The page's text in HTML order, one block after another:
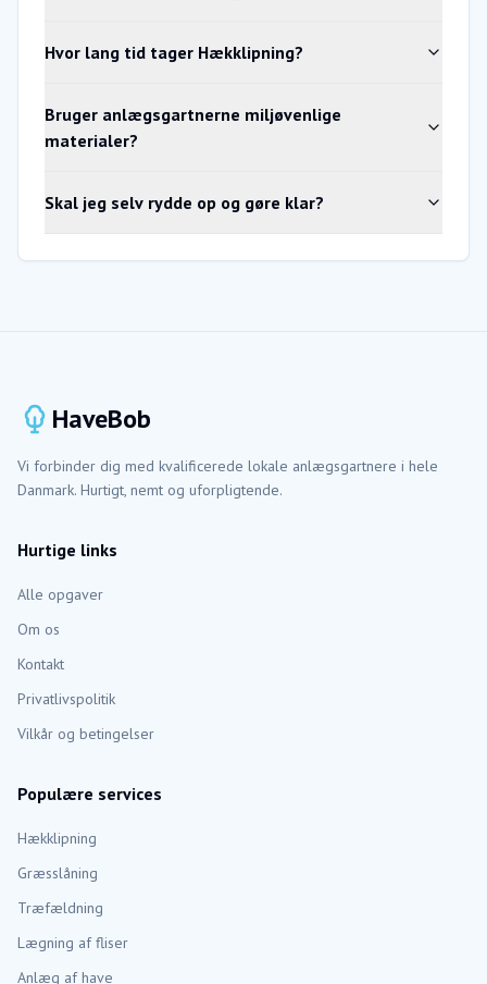
Hvor lang tid tager Hækklipning?
Bruger anlægsgartnerne miljøvenlige
materialer?
Skal jeg selv rydde op og gøre klar?
HaveBob
Vi forbinder dig med kvalificerede lokale anlægsgartnere i hele
Danmark. Hurtigt, nemt og uforpligtende.
Hurtige links
Alle opgaver
Om os
Kontakt
Privatlivspolitik
Vilkår og betingelser
Populære services
Hækklipning
Græsslåning
Træfældning
Lægning af fliser
Anlæg af have